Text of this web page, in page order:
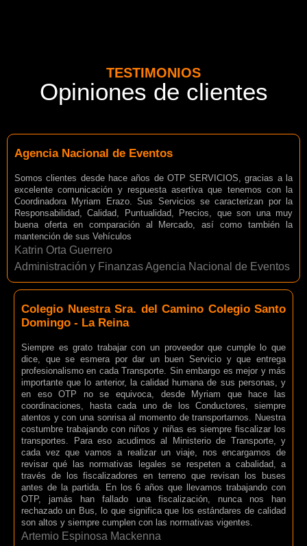
TESTIMONIOS
Opiniones de clientes
Agencia Nacional de Eventos
Somos clientes desde hace años de OTP SERVICIOS, gracias a la
excelente comunicación y respuesta asertiva que tenemos con la
Coordinadora Myriam Erazo. Sus Servicios se caracterizan por la
Responsabilidad, Calidad, Puntualidad, Precios, que son una muy
buena oferta en comparación al Mercado, así como también la
mantención de sus Vehículos
Katrin Orta Guerrero
Administración y Finanzas Agencia Nacional de Eventos
Colegio Nuestra Sra. del Camino Colegio Santo
Domingo - La Reina
Siempre es grato trabajar con un proveedor que cumple lo que
dice, que se esmera por dar un buen Servicio y que entrega
profesionalismo en cada Transporte. Sin embargo es mejor y más
importante que lo anterior, la calidad humana de sus personas, y
en eso OTP no se equivoca, desde Myriam que hace las
coordinaciones, hasta cada uno de los Conductores, siempre
atentos y con una sonrisa al momento de transportarnos. Nuestra
costumbre trabajando con niños y niñas es siempre fiscalizar los
transportes. Para eso acudimos al Ministerio de Transporte, y
cada vez que vamos a realizar un viaje, nos encargamos de
revisar qué las normativas legales se respeten a cabalidad, a
través de los fiscalizadores en terreno que revisan los buses
antes de la partida. En los 6 años que llevamos trabajando con
OTP, jamás han fallado una fiscalización, nunca nos han
rechazado un Bus, lo que significa que los estándares de calidad
son altos y siempre cumplen con las normativas vigentes.
Artemio Espinosa Mackenna